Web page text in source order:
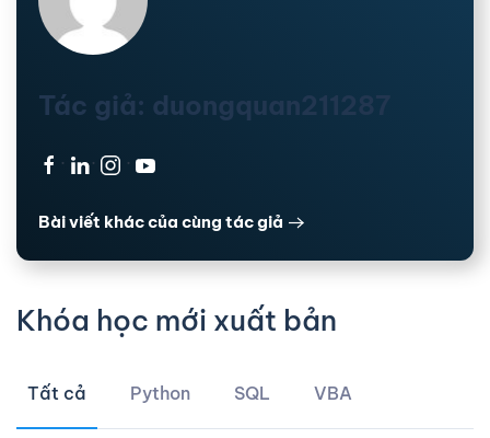
Tác giả: duongquan211287
· · ·
Bài viết khác của cùng tác giả
Khóa học mới xuất bản
Tất cả Python SQL VBA